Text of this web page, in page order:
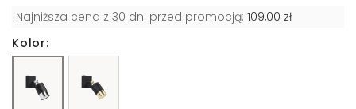
Najniższa cena z 30 dni przed promocją: 109,00 zł
Kolor: